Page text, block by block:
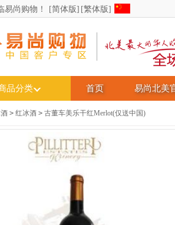
易尚购物！ [简体版] [繁体版]
品分类 首页 易尚北美
> 红冰酒 > 古董车美乐干红Merlot(仅送中国)